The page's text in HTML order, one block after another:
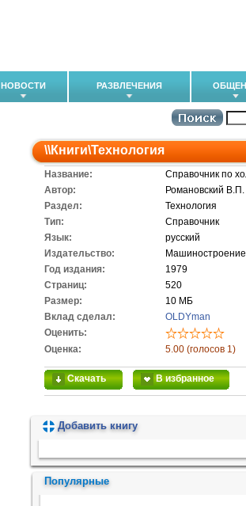
НОВОСТИ РАЗВЛЕЧЕНИЯ
\\Книги\Технология
Название:
Справочник по
Автор:
Романовский В.П.
Раздел:
Технология
Тип:
Справочник
Язык:
русский
Издательство:
Машиностроение
Год издания:
1979
Cтраниц:
520
Размер:
10 МБ
Вклад сделал:
OLDYman
Оценить:
Оценка:
5.00 (голосов 1)
Скачать В избранное
Добавить книгу
Популярные